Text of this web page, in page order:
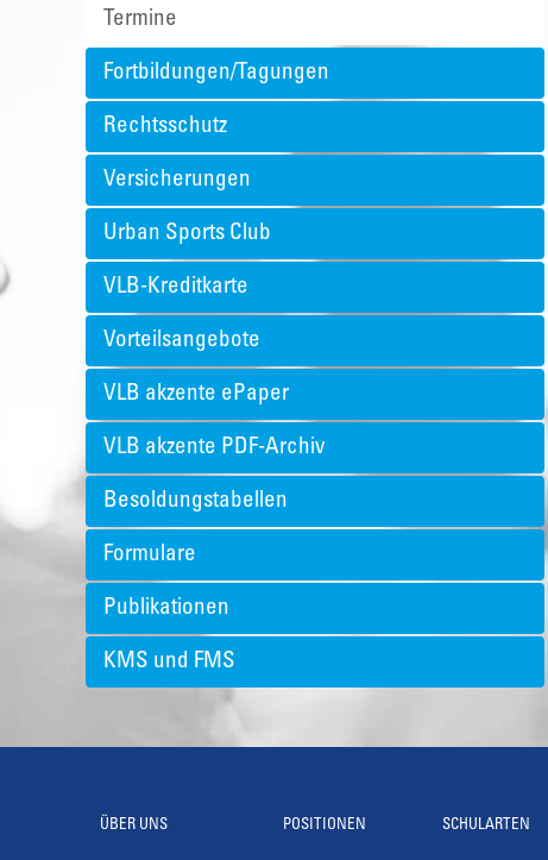
Termine
Fortbildungen/Tagungen
Rechtsschutz
Versicherungen
Urban Sports Club
VLB-Kreditkarte
Vorteilsangebote
VLB akzente ePaper
VLB akzente PDF-Archiv
Besoldungstabellen
Formulare
Publikationen
KMS und FMS
ÜBER UNS POSITIONEN SCHULARTEN